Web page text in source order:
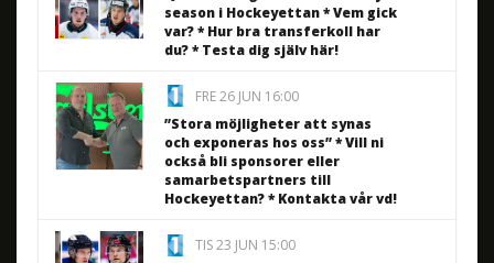
season i Hockeyettan * Vem gick
var? * Hur bra transferkoll har
du? * Testa dig själv här!
FRE 26 JUN 16:00
”Stora möjligheter att synas
och exponeras hos oss” * Vill ni
också bli sponsorer eller
samarbetspartners till
Hockeyettan? * Kontakta vår vd!
TIS 23 JUN 15:00